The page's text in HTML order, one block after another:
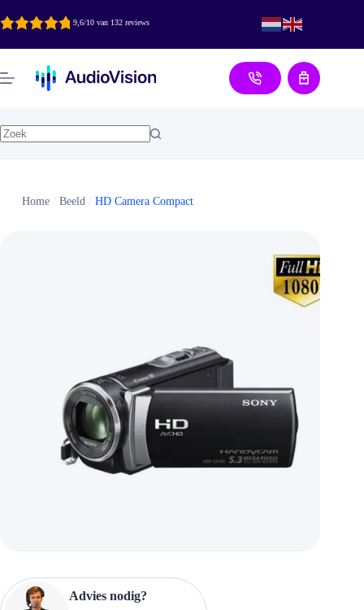
naar
inhoud
9,6/10 van 132 reviews
Aanvraag
Home/ Beeld/ HD Camera Compact
Advies nodig?